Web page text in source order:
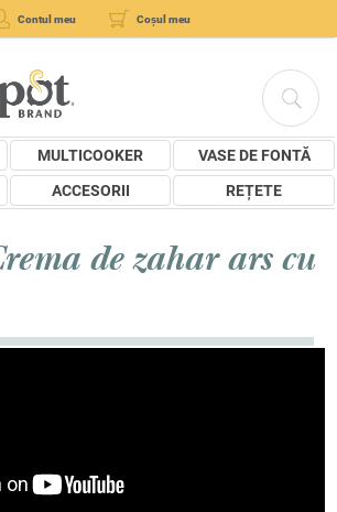
Contul meu Coșul meu
MULTICOOKER
VASE DE FONTĂ
ACCESORII REȚETE
de zahar ars cu